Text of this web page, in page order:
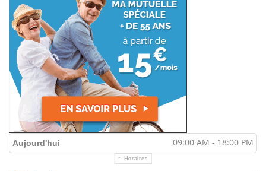
Aujourd'hui 09:00 AM - 18:00 PM
Horaires